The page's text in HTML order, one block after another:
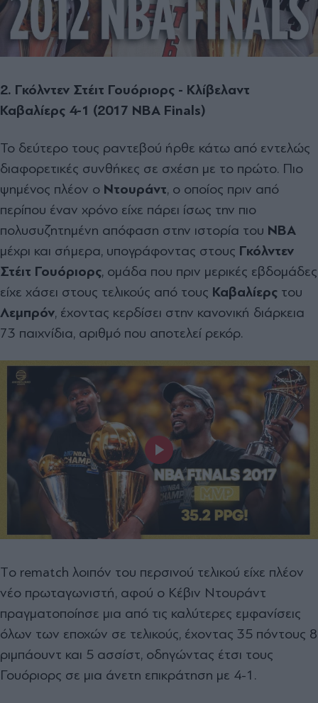
2. Γκόλντεν Στέιτ Γουόριορς - Κλίβελαντ
Καβαλίερς 4-1 (2017 NBA Finals)
Το δεύτερο τους ραντεβού ήρθε κάτω από εντελώς
διαφορετικές συνθήκες σε σχέση με το πρώτο. Πιο
ψημένος πλέον ο Ντουράντ, ο οποίος πριν από
περίπου έναν χρόνο είχε πάρει ίσως την πιο
πολυσυζητημένη απόφαση στην ιστορία του NBA
μέχρι και σήμερα, υπογράφοντας στους Γκόλντεν
Στέιτ Γουόριορς, ομάδα που πριν μερικές εβδομάδες
είχε χάσει στους τελικούς από τους Καβαλίερς του
Λεμπρόν, έχοντας κερδίσει στην κανονική διάρκεια
73 παιχνίδια, αριθμό που αποτελεί ρεκόρ.
Τo rematch λοιπόν του περσινού τελικού είχε πλέον
νέο πρωταγωνιστή, αφού ο Κέβιν Ντουράντ
πραγματοποίησε μια από τις καλύτερες εμφανίσεις
όλων των εποχών σε τελικούς, έχοντας 35 πόντους 8
ριμπάουντ και 5 ασσίστ, οδηγώντας έτσι τους
Γουόριορς σε μια άνετη επικράτηση με 4-1.